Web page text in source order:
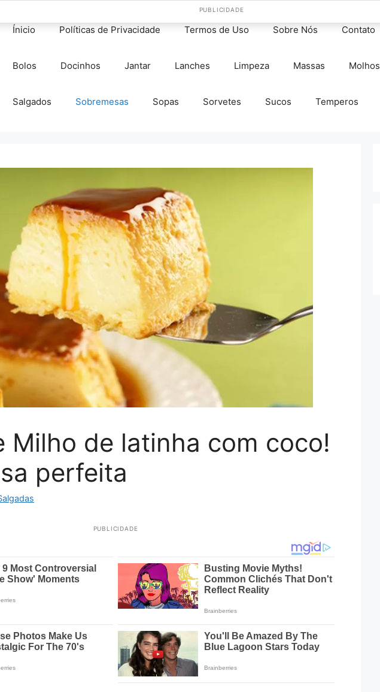
Ínicio Políticas de Privacidade Termos de Uso Sobre Nós Contato
Bolos Docinhos Jantar Lanches Limpeza Massas Molhos
Salgados Sobremesas Sopas Sorvetes Sucos Temperos
Milho de latinha com coco!
perfeita
PUBLICIDADE
PUBLICIDADE